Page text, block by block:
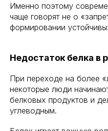
Именно поэтому
чаще говорят не о
формировании
Недостаток белка в
При переходе на более
некоторые люди
белковых продуктов и
углеводным.